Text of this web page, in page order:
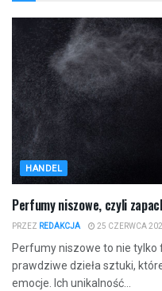
HANDEL
Perfumy niszowe, czyli
PRZEZ REDAKCJA 25 CZERWCA
Perfumy niszowe to nie
prawdziwe dzieła sztuki,
emocje. Ich unikalność...